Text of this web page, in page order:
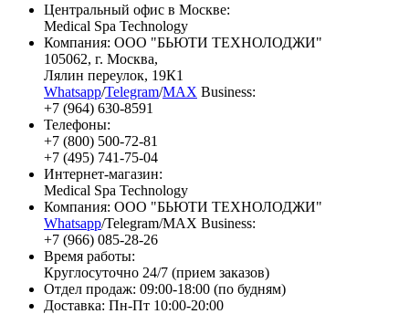
Центральный офис в Москве:
Medical Spa Technology
Компания: ООО "БЬЮТИ ТЕХНОЛОДЖИ"
105062, г. Москва,
Лялин переулок, 19К1
Whatsapp/Telegram/MAX Business:
+7 (964) 630-8591
Телефоны:
+7 (800) 500-72-81
+7 (495) 741-75-04
Интернет-магазин:
Medical Spa Technology
Компания: ООО "БЬЮТИ ТЕХНОЛОДЖИ"
Whatsapp/Telegram/MAX Business:
+7 (966) 085-28-26
Время работы:
Круглосуточно 24/7 (прием заказов)
Отдел продаж: 09:00-18:00 (по будням)
Доставка: Пн-Пт 10:00-20:00